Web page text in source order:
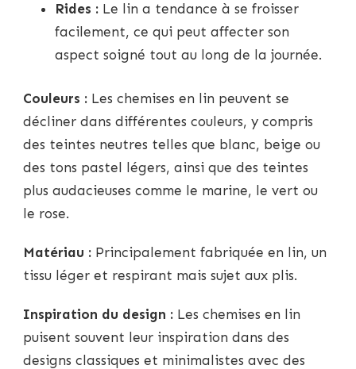
Rides : Le lin a tendance à se froisser
facilement, ce qui peut affecter son
aspect soigné tout au long de la journée.
Couleurs : Les chemises en lin peuvent se
décliner dans différentes couleurs, y compris
des teintes neutres telles que blanc, beige ou
des tons pastel légers, ainsi que des teintes
plus audacieuses comme le marine, le vert ou
le rose.
Matériau : Principalement fabriquée en lin, un
tissu léger et respirant mais sujet aux plis.
Inspiration du design : Les chemises en lin
puisent souvent leur inspiration dans des
designs classiques et minimalistes avec des